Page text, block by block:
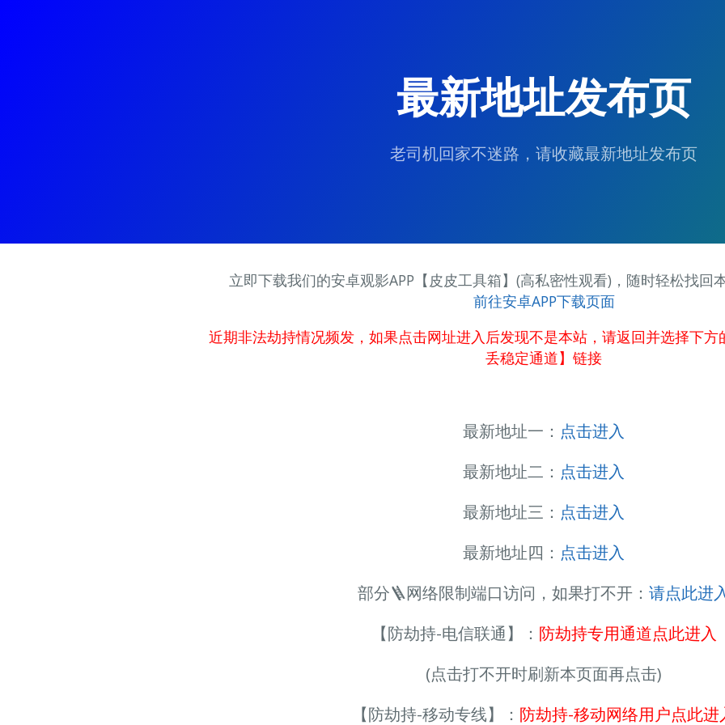
最新地址发布页
老司机回家不迷路，请收藏最新地址发布页
立即下载我们的安卓观影APP【皮皮工具箱】(高私密性观看)，随时轻松找回
前往安卓APP下载页面
近期非法劫持情况频发，如果点击网址进入后发现不是本站，请返回并选择下
丢稳定通道】链接
最新地址一： 点击进入
最新地址二： 点击进入
最新地址三： 点击进入
最新地址四： 点击进入
部分🪜网络限制端口访问，如果打不开： 请点此进
【防劫持-电信联通】： 防劫持专用通道点此进入
(点击打不开时刷新本页面再点击)
【防劫持-移动专线】： 防劫持-移动网络用户点此进